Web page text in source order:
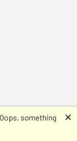
something
🗙